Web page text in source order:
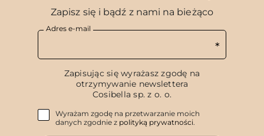
Zapisz się i bądź z nami na bieżąco
Adres e-mail
Zapisując się wyrażasz zgodę na
otrzymywanie newslettera
Cosibella sp. z o. o.
Wyrażam zgodę na przetwarzanie moich
danych zgodnie z polityką prywatności.